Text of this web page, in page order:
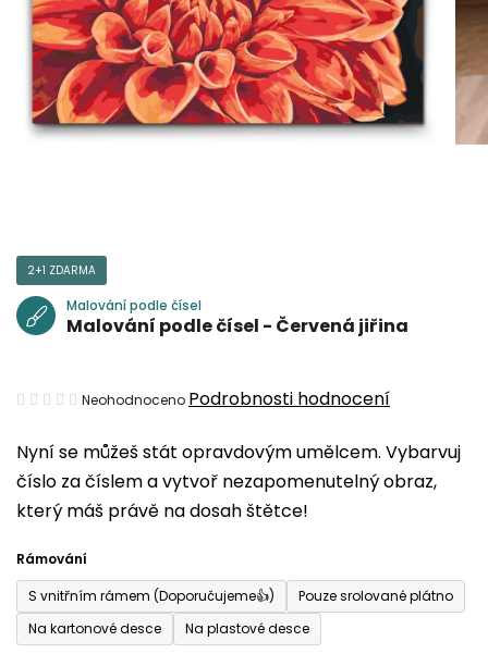
Nyní se můžeš stát opravdovým umělcem. Vybarvuj
číslo za číslem a vytvoř nezapomenutelný obraz,
který máš právě na dosah štětce!
Rámování
S vnitřním rámem (Doporučujeme👍)
Pouze srolované plátno
Na kartonové desce
Na plastové desce
2+1 ZDARMA
Malování podle čísel
Malování podle čísel - Červená jiřina
Průměrné
produktu
je
0,0
5
hvězdiček.
Neohodnoceno Podrobnosti hodnocení